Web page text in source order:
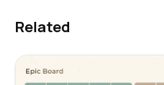
Related